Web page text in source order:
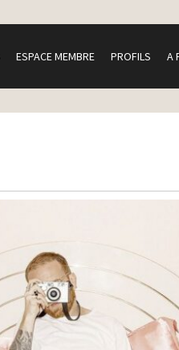
ESPACE MEMBRE PROFILS A